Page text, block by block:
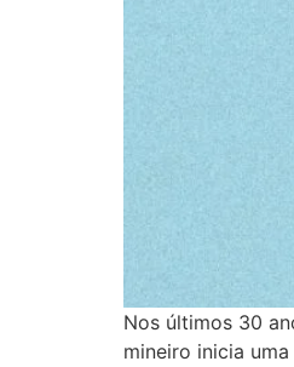
Nos últimos 30
mineiro inicia